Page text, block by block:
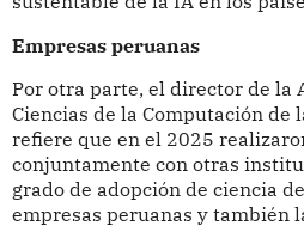
Empresas peruanas
Por otra parte, el director de la
Ciencias de la Computación de
refiere que en el 2025
conjuntamente con otras
grado de adopción de ciencia
empresas peruanas y también